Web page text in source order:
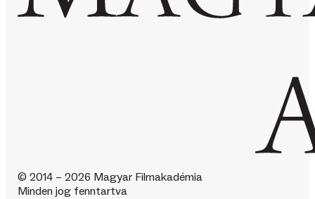
© 2014 – 2026 Magyar Filmakadémia
Minden jog fenntartva